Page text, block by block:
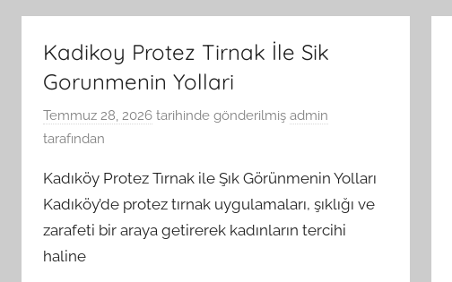
Kadikoy Protez Tirnak İle Sik
Gorunmenin Yollari
Temmuz 28, 2026 tarihinde gönderilmiş admin
tarafından
Kadıköy Protez Tırnak ile Şık Görünmenin Yolları
Kadıköy’de protez tırnak uygulamaları, şıklığı ve
zarafeti bir araya getirerek kadınların tercihi
haline